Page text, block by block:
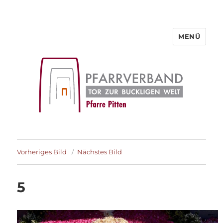
MENÜ
Vorheriges Bild Nächstes Bild
5